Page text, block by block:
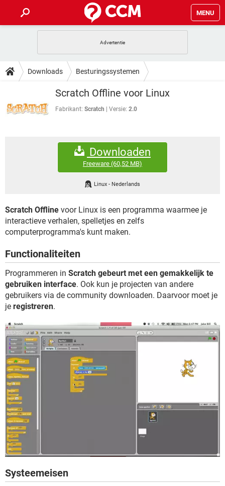
MENU
INSTAGRAM WINDOWS 10
CORONAVIRUS
GRATIS SNAPCHAT
HOW-TO
VIDEOBELLEN
VIDEOBELLEN GAMES
CORONAVIRUS
SNAPCHAT
FORUM
WINDOWS 10
CORONAVIRUS
SNAPCHAT
GAMES
GRATIS SNAPCHAT
TIKTOK
Downloads Besturingssystemen
Scratch Offline voor Linux
Fabrikant: Scratch Versie: 2.0
Downloaden
Freeware (60,52 MB)
Linux - Nederlands
Scratch Offline voor Linux is een programma waarmee je
interactieve verhalen, spelletjes en zelfs
computerprogramma's kunt maken.
Functionaliteiten
Programmeren in Scratch gebeurt met een gemakkelijk te
gebruiken interface. Ook kun je projecten van andere
gebruikers via de community downloaden. Daarvoor moet je
je registreren.
Systeemeisen